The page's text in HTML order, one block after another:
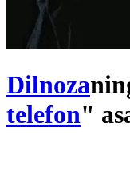
Dilnoza
telefon"